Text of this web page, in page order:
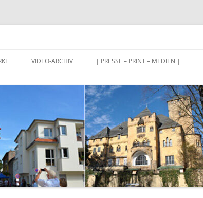
VIDEO-ARCHIV | PRESSE – PRINT – MEDIEN |